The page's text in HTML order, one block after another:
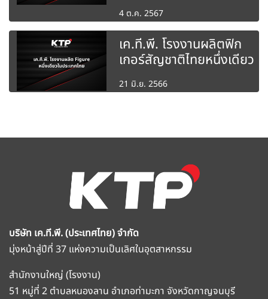
4 ต.ค. 2567
เค.ที.พี. โรงงานผลิตฟิก
เกอร์สัญชาติไทยหนึ่งเดียว
21 มิ.ย. 2566
บริษัท เค.ที.พี. (ประเทศไทย) จำกัด
มุ่งหน้าสู่ปีที่ 37 แห่งความเป็นเลิศในอุตสาหกรรม
สำนักงานใหญ่ (โรงงาน)
51 หมู่ที่ 2 ตำบลหนองลาน อำเภอท่ามะกา จังหวัดกาญจนบุรี